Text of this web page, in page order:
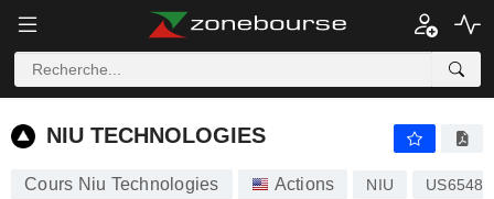
NIU TECHNOLOGIES
NIU TECHNOLOGIES
Cours Niu Technologies Actions NIU